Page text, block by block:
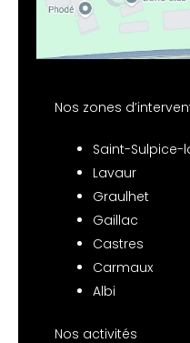
Nos zones
Saint-Sulpice-
Lavaur
Graulhet
Gaillac
Castres
Carmaux
Albi
Nos activités